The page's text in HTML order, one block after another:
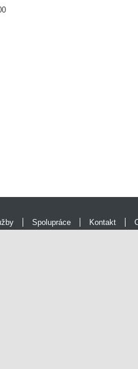
Spolupráce Kontakt